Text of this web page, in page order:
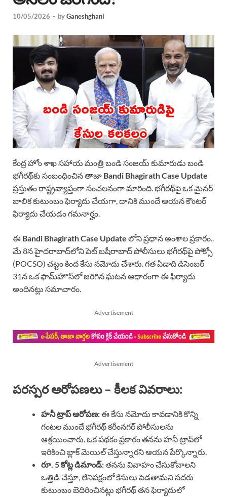
10/05/2026 - byGaneshghani
కేంద్ర హోం శాఖ సహాయ మంత్రి బండి సంజయ్ కుమారుడు బండి
భగీరథ్‌కు సంబంధించిన తాజా Bandi Bhagirath Case Update
ప్రస్తుతం రాష్ట్రవ్యాప్తంగా సంచలనంగా మారింది. భగీరథ్‌పై ఒక మైనర్
బాలిక కుటుంబం ఫిర్యాదు చేయగా, దానికి ముందే ఆయన కౌంటర్
ఫిర్యాదు చేయడం గమనార్హం.
ఈ Bandi Bhagirath Case Update లోని ప్రధాన అంశాల ప్రకారం..
మే 8న హైదరాబాద్‌లోని పెట్ బషీరాబాద్ పోలీసులు భగీరథ్‌పై పోక్సో
(POCSO) చట్టం కింద కేసు నమోదు చేశారు. గత ఏడాది డిసెంబర్
31న ఒక ఫామ్‌హౌస్‌లో జరిగిన ఘటన ఆధారంగా ఈ ఫిర్యాదు
అందినట్లు సమాచారం.
Advertisement
Advertisement
పరస్పర ఆరోపణలు – కీలక వివరాలు:
హనీ ట్రాప్ ఆరోపణ:ఈ కేసు నమోదు కావడానికి కొన్ని
గంటల ముందే భగీరథ్ కరీంనగర్ పోలీసులను
ఆశ్రయించారు. ఒక పథకం ప్రకారం తనను హనీ ట్రాప్‌లో
ఇరికించి బ్లాక్ మెయిల్ చేస్తున్నారని ఆయన పేర్కొన్నారు.
రూ. 5 కోట్ల డిమాండ్:తనను వివాహం చేసుకోవాలని
ఒత్తిడి చేస్తూ, లేనిపక్షంలో కేసులు పెడతామని సదరు
కుటుంబం బెదిరించినట్లు భగీరథ్ తన ఫిర్యాదులో